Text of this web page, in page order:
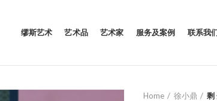
缪斯艺术 艺术品 艺术家 服务及案例 联系我
Home 徐小鼎 剩